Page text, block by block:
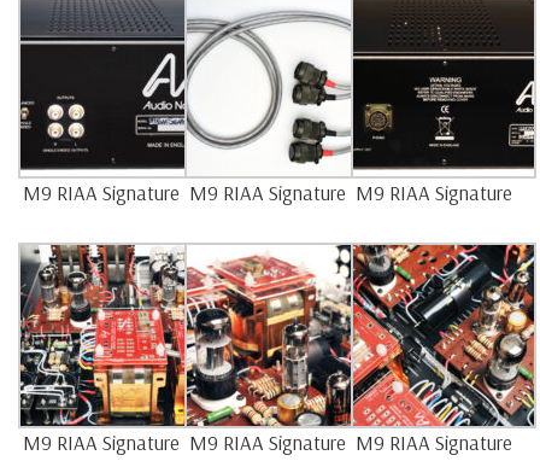
M9 RIAA Signature M9 RIAA Signature M9 RIAA Signature
M9 RIAA Signature M9 RIAA Signature M9 RIAA Signature